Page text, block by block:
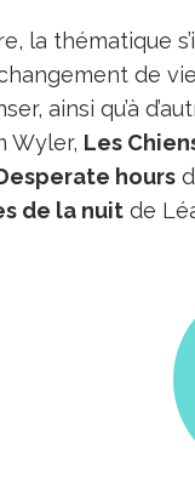
la thématique
de
ainsi qu’à
Wyler, Les
hours
de la nuit de